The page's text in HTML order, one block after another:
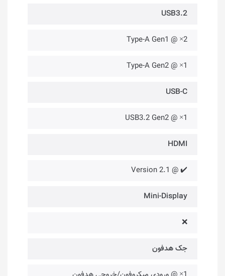
USB3.2
2× @ Type-A Gen1
1× @ Type-A Gen2
USB-C
1× @ USB3.2 Gen2
HDMI
✔️ @ Version 2.1
Mini-Display
❌
جک هدفون